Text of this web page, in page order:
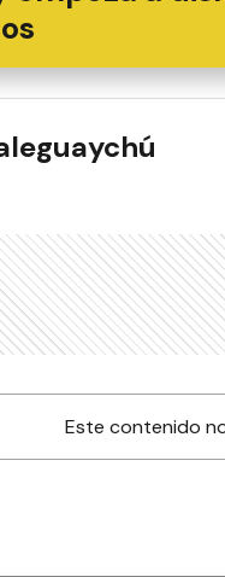
Este contenido